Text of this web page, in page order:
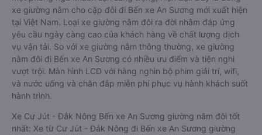
xe giường nằm cho cặp đôi đi Bến xe An Sương mới xuất hiện
tại Việt Nam. Loại xe giường nằm đôi ra đời nhằm đáp ứng
yêu cầu ngày càng cao của khách hàng về chất lượng dịch
vụ vận tải. So với xe giường nằm thông thường, xe giường
nằm đôi đi Bến xe An Sương có nhiều ưu điểm và tiện nghi
vượt trội. Màn hình LCD với hàng nghìn bộ phim giải trí, wifi,
và nước uống và chăn đắp miễn phí phục vụ hành khách suốt
hành trình.
Xe Cư Jút - Đắk Nông Bến xe An Sương giường nằm đôi tốt
nhất: Xe từ Cư Jút - Đắk Nông đi Bến xe An Sương giường